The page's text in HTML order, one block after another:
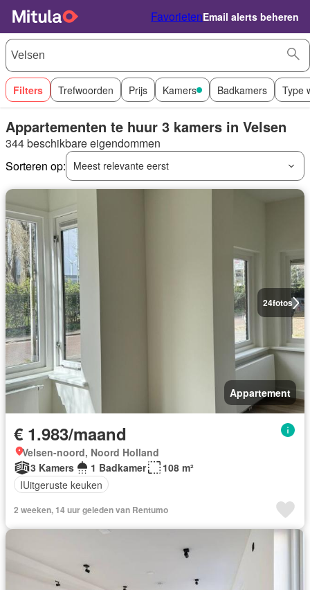
FavorietenEmail alerts beheren
Filters Trefwoorden Prijs Kamers Badkamers Type
Appartementen te huur 3 kamers in Velsen
344 beschikbare eigendommen
Sorteren op:
Meest relevante eerst
24fotos
Appartement
€ 1.983/maand
Velsen-noord, Noord Holland
3 Kamers
1 Badkamer
108 m²
IUitgeruste keuken
2 weeken, 14 uur geleden van Rentumo